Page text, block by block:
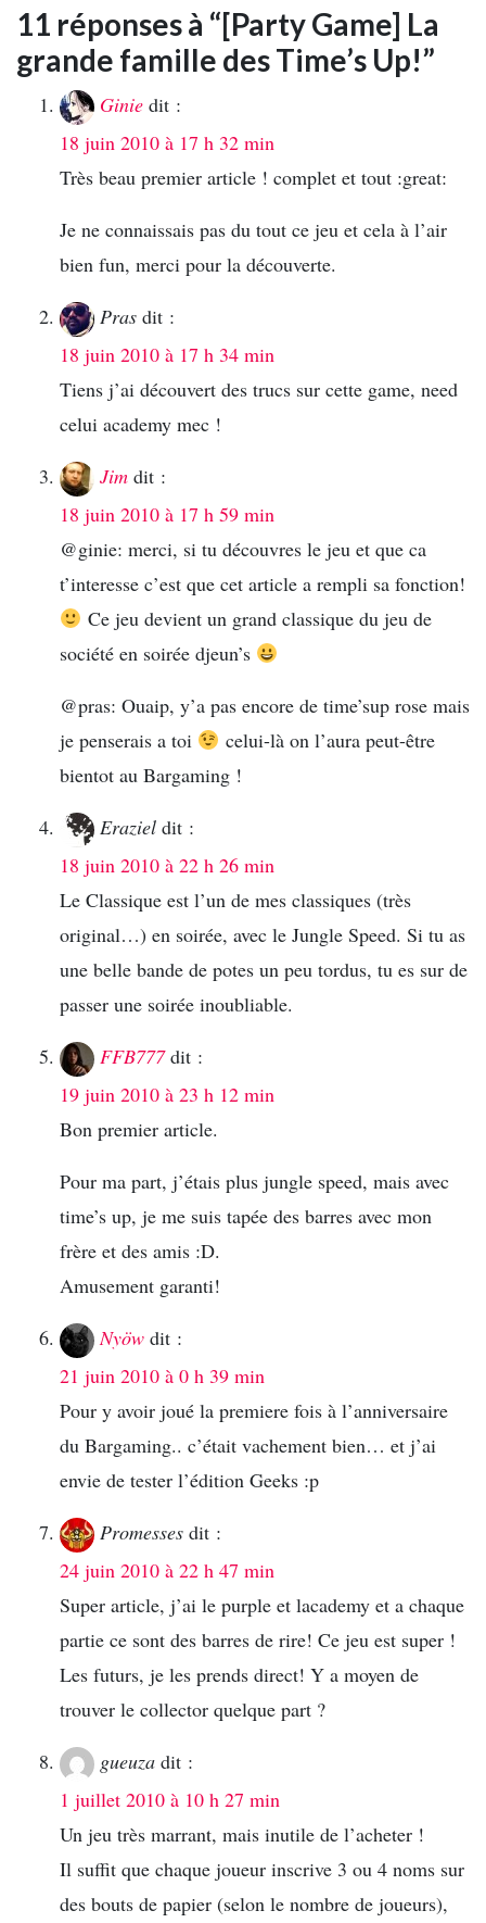
11 réponses à “[Party Game] La
grande famille des Time’s Up!”
Ginie dit :
18 juin 2010 à 17 h 32 min
Très beau premier article ! complet et tout :great:
Je ne connaissais pas du tout ce jeu et cela à l’air
bien fun, merci pour la découverte.
Pras dit :
18 juin 2010 à 17 h 34 min
Tiens j’ai découvert des trucs sur cette game, need
celui academy mec !
Jim dit :
18 juin 2010 à 17 h 59 min
@ginie: merci, si tu découvres le jeu et que ca
t’interesse c’est que cet article a rempli sa fonction!
Ce jeu devient un grand classique du jeu de
société en soirée djeun’s
@pras: Ouaip, y’a pas encore de time’sup rose mais
je penserais a toi
celui-là on l’aura peut-être
bientot au Bargaming !
Eraziel dit :
18 juin 2010 à 22 h 26 min
Le Classique est l’un de mes classiques (très
original…) en soirée, avec le Jungle Speed. Si tu as
une belle bande de potes un peu tordus, tu es sur de
passer une soirée inoubliable.
FFB777 dit :
19 juin 2010 à 23 h 12 min
Bon premier article.
Pour ma part, j’étais plus jungle speed, mais avec
time’s up, je me suis tapée des barres avec mon
frère et des amis :D.
Amusement garanti!
Nyöw dit :
21 juin 2010 à 0 h 39 min
Pour y avoir joué la premiere fois à l’anniversaire
du Bargaming.. c’était vachement bien… et j’ai
envie de tester l’édition Geeks :p
Promesses dit :
24 juin 2010 à 22 h 47 min
Super article, j’ai le purple et lacademy et a chaque
partie ce sont des barres de rire! Ce jeu est super !
Les futurs, je les prends direct! Y a moyen de
trouver le collector quelque part ?
gueuza dit :
1 juillet 2010 à 10 h 27 min
Un jeu très marrant, mais inutile de l’acheter !
Il suffit que chaque joueur inscrive 3 ou 4 noms sur
des bouts de papier (selon le nombre de joueurs),